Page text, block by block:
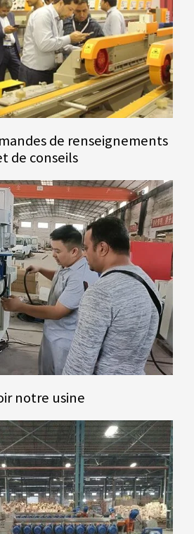
de renseignements
de conseils
notre usine